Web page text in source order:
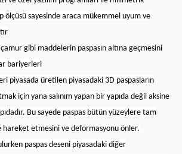
ölçüsü sayesinde araca mükemmel uyum ve
gibi maddelerin paspasın altına geçmesini
bariyerleri
üretilen piyasadaki 3D paspasların
için yana salınım yapan bir yapıda değil aksine
Bu sayede paspas bütün yüzeylere tam
etmesini ve deformasyonu önler.
paspas deseni piyasadaki diğer